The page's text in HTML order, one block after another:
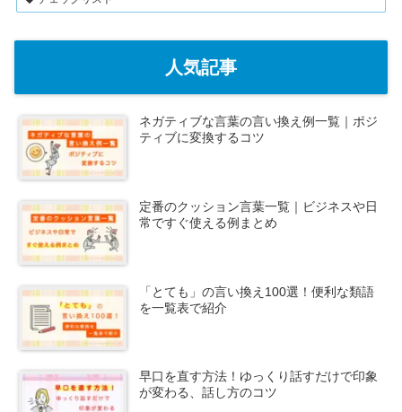
人気記事
ネガティブな言葉の言い換え例一覧｜ポジ
ティブに変換するコツ
定番のクッション言葉一覧｜ビジネスや日
常ですぐ使える例まとめ
「とても」の言い換え100選！便利な類語
を一覧表で紹介
早口を直す方法！ゆっくり話すだけで印象
が変わる、話し方のコツ